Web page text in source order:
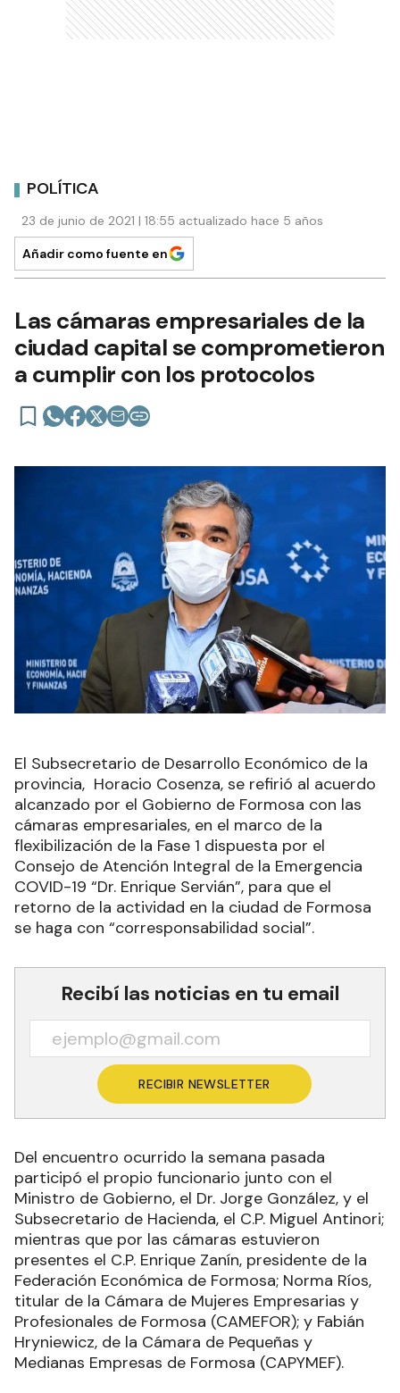
POLÍTICA
23 de junio de 2021 | 18:55 actualizado hace 5 años
Añadir como fuente en
Las cámaras empresariales de la
ciudad capital se comprometieron
a cumplir con los protocolos
El Subsecretario de Desarrollo Económico de la
provincia, Horacio Cosenza, se refirió al acuerdo
alcanzado por el Gobierno de Formosa con las
cámaras empresariales, en el marco de la
flexibilización de la Fase 1 dispuesta por el
Consejo de Atención Integral de la Emergencia
COVID-19 “Dr. Enrique Servián”, para que el
retorno de la actividad en la ciudad de Formosa
se haga con “corresponsabilidad social”.
Recibí las noticias en tu email
RECIBIR NEWSLETTER
Del encuentro ocurrido la semana pasada
participó el propio funcionario junto con el
Ministro de Gobierno, el Dr. Jorge González, y el
Subsecretario de Hacienda, el C.P. Miguel Antinori;
mientras que por las cámaras estuvieron
presentes el C.P. Enrique Zanín, presidente de la
Federación Económica de Formosa; Norma Ríos,
titular de la Cámara de Mujeres Empresarias y
Profesionales de Formosa (CAMEFOR); y Fabián
Hryniewicz, de la Cámara de Pequeñas y
Medianas Empresas de Formosa (CAPYMEF).